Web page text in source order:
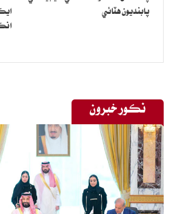
پابنديون هٽائي
نڪور خبرون